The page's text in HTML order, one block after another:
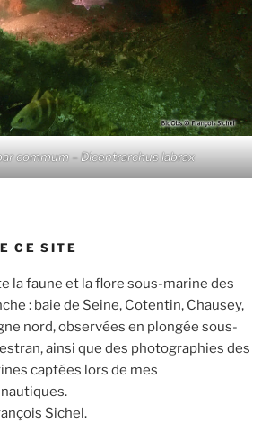
commum – Dicentrarchus labrax
CE SITE
la faune et la flore sous-marine des
: baie de Seine, Cotentin, Chausey,
nord, observées en plongée sous-
ainsi que des photographies des
captées lors de mes
Sichel.